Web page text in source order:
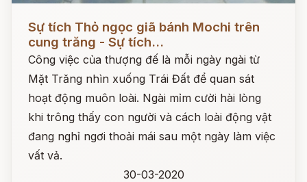
Sự tích Thỏ ngọc giã bánh Mochi trên
cung trăng - Sự tích...
Công việc của thượng đế là mỗi ngày ngài từ
Mặt Trăng nhìn xuống Trái Đất để quan sát
hoạt động muôn loài. Ngài mỉm cười hài lòng
khi trông thấy con người và cách loài động vật
đang nghỉ ngơi thoải mái sau một ngày làm việc
vất vả.
30-03-2020